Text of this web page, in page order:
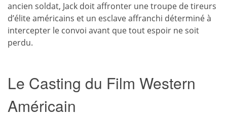
ancien soldat, Jack doit affronter une troupe de tireurs
d’élite américains et un esclave affranchi déterminé à
intercepter le convoi avant que tout espoir ne soit
perdu.
Le Casting du Film Western
Américain